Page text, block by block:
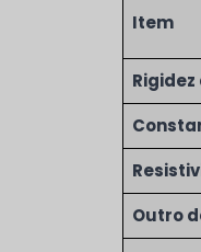
Item
Outro